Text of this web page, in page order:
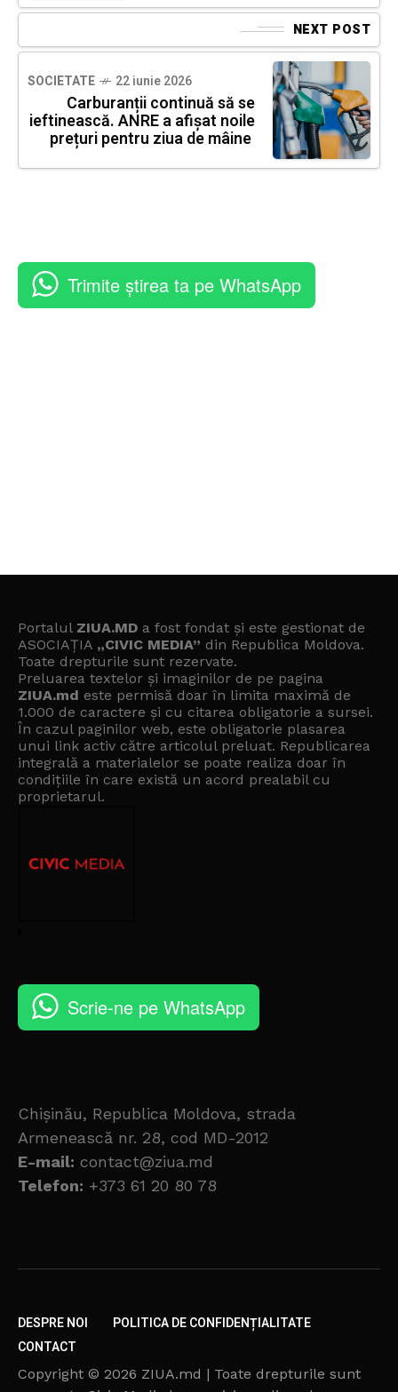
NEXT POST
SOCIETATE 22 iunie 2026
Carburanții continuă să se
ieftinească. ANRE a afișat noile
prețuri pentru ziua de mâine
Trimite știrea ta pe WhatsApp
Portalul ZIUA.MD a fost fondat și este gestionat de
ASOCIAȚIA „CIVIC MEDIA” din Republica Moldova.
Toate drepturile sunt rezervate.
Preluarea textelor și imaginilor de pe pagina
ZIUA.md este permisă doar în limita maximă de
1.000 de caractere și cu citarea obligatorie a sursei.
În cazul paginilor web, este obligatorie plasarea
unui link activ către articolul preluat. Republicarea
integrală a materialelor se poate realiza doar în
condițiile în care există un acord prealabil cu
proprietarul.
Scrie-ne pe WhatsApp
Chișinău, Republica Moldova, strada
Armenească nr. 28, cod MD-2012
E-mail: contact@ziua.md
Telefon: +373 61 20 80 78
DESPRE NOI
POLITICA DE CONFIDENȚIALITATE
CONTACT
Copyright © 2026 ZIUA.md | Toate drepturile sunt